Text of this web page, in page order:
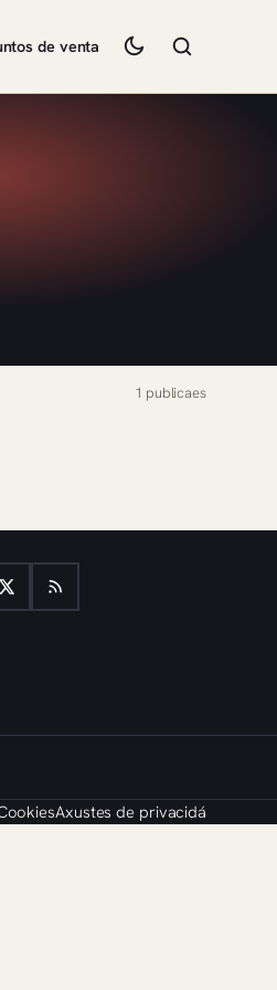
de venta
1 publicaes
Axustes de privacidá